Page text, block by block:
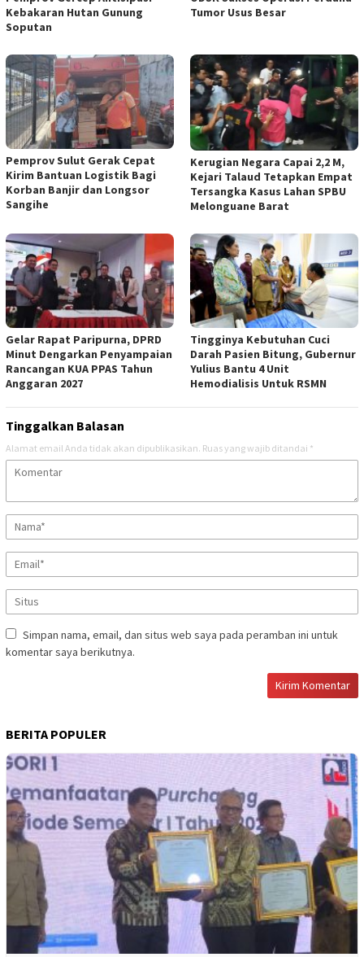
Kebakaran Hutan Gunung
Soputan
Tumor Usus Besar
Pemprov Sulut Gerak Cepat
Kirim Bantuan Logistik Bagi
Korban Banjir dan Longsor
Sangihe
Kerugian Negara Capai 2,2 M,
Kejari Talaud Tetapkan Empat
Tersangka Kasus Lahan SPBU
Melonguane Barat
Gelar Rapat Paripurna, DPRD
Minut Dengarkan Penyampaian
Rancangan KUA PPAS Tahun
Anggaran 2027
Tingginya Kebutuhan Cuci
Darah Pasien Bitung, Gubernur
Yulius Bantu 4 Unit
Hemodialisis Untuk RSMN
Tinggalkan Balasan
Alamat email Anda tidak akan dipublikasikan. Ruas yang wajib ditandai *
Simpan nama, email, dan situs web saya pada peramban ini untuk
komentar saya berikutnya.
BERITA POPULER